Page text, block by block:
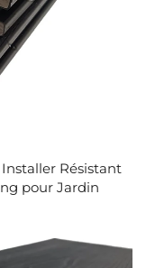
Résistant
pour Jardin